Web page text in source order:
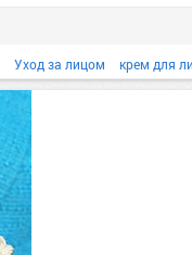
Уход за лицом крем для